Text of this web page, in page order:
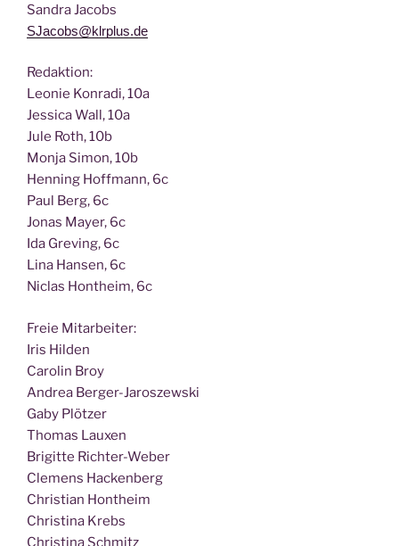
San­dra Jacobs
SJacobs@klrplus.de
Redak­ti­on:
Leo­nie Kon­ra­di, 10a
Jes­si­ca Wall, 10a
Jule Roth, 10b
Mon­ja Simon, 10b
Hen­ning Hoff­mann, 6c
Paul Berg, 6c
Jonas May­er, 6c
Ida Gre­ving, 6c
Lina Han­sen, 6c
Nic­las Hont­heim, 6c
Freie Mit­ar­bei­ter:
Iris Hilden
Caro­lin Broy
Andrea Berger-Jaroszewski
Gaby Plötzer
Tho­mas Lauxen
Bri­git­te Richter-Weber
Cle­mens Hackenberg
Chris­ti­an Hontheim
Chris­ti­na Krebs
Chris­ti­na Schmitz